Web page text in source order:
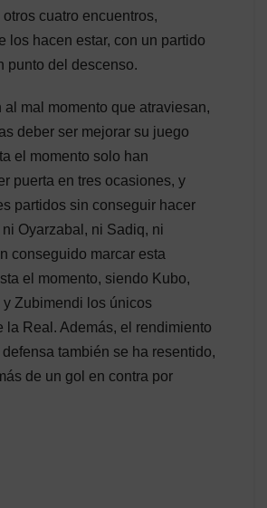
cuatro encuentros,
los hacen estar, con un partido
punto del descenso.
al mal momento que atraviesan,
deber ser mejorar su juego
el momento solo han
puerta en tres ocasiones, y
partidos sin conseguir hacer
Oyarzabal, ni Sadiq, ni
conseguido marcar esta
el momento, siendo Kubo,
y Zubimendi los únicos
la Real. Además, el rendimiento
también se ha resentido,
de un gol en contra por